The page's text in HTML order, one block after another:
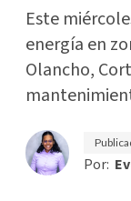
Este
energía en
Olancho,
Por: